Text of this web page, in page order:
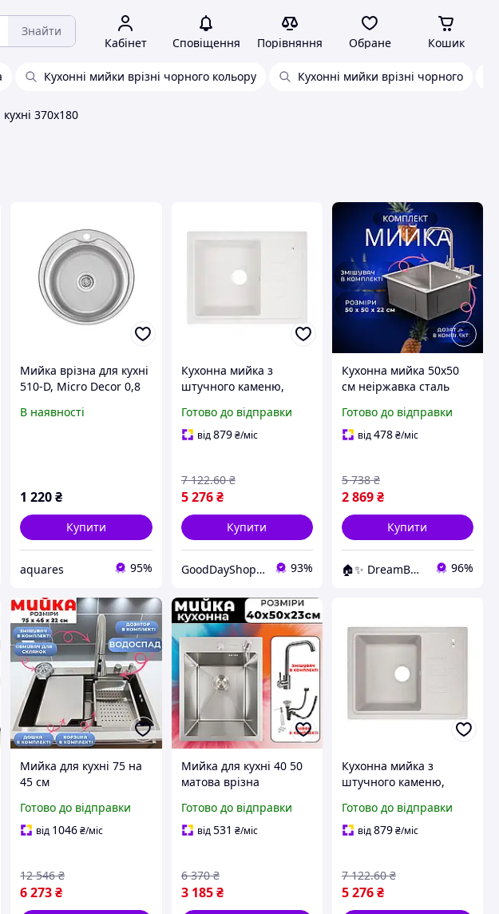
Знайти
Кабінет Сповіщення Порівняння Обране Кошик
Кухонні мийки врізні чорного кольору Кухонні мийки врізні чорного
370x180
Мийка врізна для кухні
510-D, Micro Decor 0,8
Brinex
В наявності
1 220₴
Купити
aquares 95%
Кухонна мийка з
штучного каменю,
універсальний врізний
монтаж для
Готово до відправки
від879 ₴/міс
5 276 ₴
7 122.60 ₴
Купити
GoodDayShop - Онлайн магазин різноманітних товарів 93%
Кухонна мийка 50x50
см неіржавка сталь
дозатором мийка в
кухню
Готово до відправки
від478₴/міс
2 869₴
5 738 ₴
Купити
🏠✨ DreamBuy ✨🏠 96%
Мийка для кухні 75 на
45 см
водоспадом і
вбудованим
кухонні змішувачі
Готово до відправки
від 1046₴/міс
6 273₴
12 546 ₴
Мийка для кухні 40 50
матова врізна
комплект
Готово до відправки
від531 ₴/міс
3 185 ₴
6 370 ₴
Кухонна мийка з
штучного каменю,
монтаж для зручного
використання на кухні
Готово до відправки
від879₴/міс
5 276₴
7 122.60 ₴